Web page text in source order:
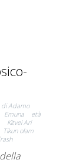
di Adamo
Emuna
età
Kitvei Ari
Tikun olam